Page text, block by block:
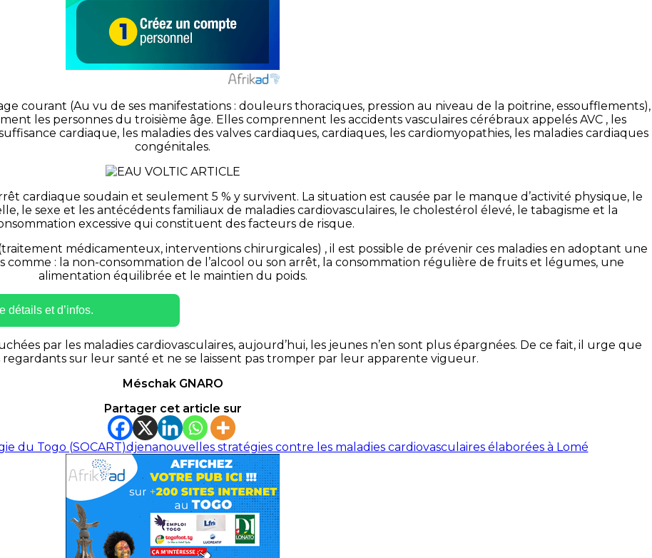
courant (Au vu de ses manifestations : douleurs thoraciques, pression au niveau de la poitrine, essoufflements),
les personnes du troisième âge. Elles comprennent les accidents vasculaires cérébraux appelés AVC , les
cardiaque, les maladies des valves cardiaques, cardiaques, les cardiomyopathies, les maladies cardiaques
congénitales.
cardiaque soudain et seulement 5 % y survivent. La situation est causée par le manque d’activité physique, le
le sexe et les antécédents familiaux de maladies cardiovasculaires, le cholestérol élevé, le tabagisme et la
excessive qui constituent des facteurs de risque.
médicamenteux, interventions chirurgicales) , il est possible de prévenir ces maladies en adoptant une
comme : la non-consommation de l’alcool ou son arrêt, la consommation régulière de fruits et légumes, une
alimentation équilibrée et le maintien du poids.
détails et d’infos.
par les maladies cardiovasculaires, aujourd’hui, les jeunes n’en sont plus épargnées. De ce fait, il urge que
regardants sur leur santé et ne se laissent pas tromper par leur apparente vigueur.
Méschak GNARO
Partager cet article sur
du Togo (SOCART)djenanouvelles stratégies contre les maladies cardiovasculaires élaborées à Lomé